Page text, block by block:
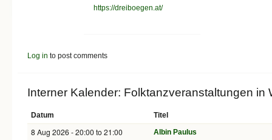
https://dreiboegen.at/
Log in to post comments
Interner Kalender: Folktanzveranstaltungen in
Datum Titel
8 Aug 2026 -20:00to21:00 Albin Paulus